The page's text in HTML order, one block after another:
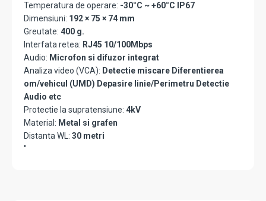
Temperatura de operare: -30°C ~ +60°C IP67
Dimensiuni: 192 × 75 × 74 mm
Greutate: 400 g.
Interfata retea: RJ45 10/100Mbps
Audio: Microfon si difuzor integrat
Analiza video (VCA): Detectie miscare Diferentierea
om/vehicul (UMD) Depasire linie/Perimetru Detectie
Audio etc
Protectie la supratensiune: 4kV
Material: Metal si grafen
Distanta WL: 30 metri
"